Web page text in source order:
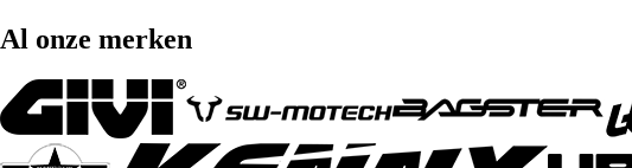
Al onze merken